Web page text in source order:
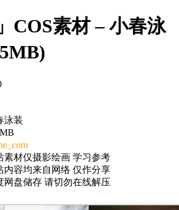
COS素材 – 小春泳
泳装
素材仅摄影绘画 学习参考
内容均来自网络 仅作分享
网盘储存 请切勿在线解压